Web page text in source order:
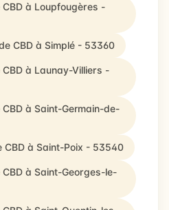
à Loupfougères -
CBD à Simplé - 53360
à Launay-Villiers -
à Saint-Germain-de-
CBD à Saint-Poix - 53540
à Saint-Georges-le-